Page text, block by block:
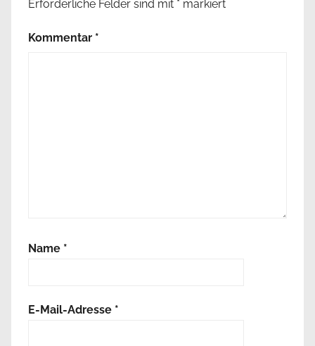
Erforderliche Felder sind mit * markiert
Kommentar *
Name *
E-Mail-Adresse *